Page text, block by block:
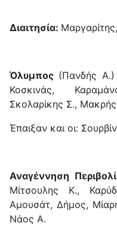
Διαιτησία:
Όλυμπος (Πανδής
Κοσκινάς,
Σκολαρίκης Σ.,
Έπαιξαν και οι:
Αναγέννηση
Μίτσουλης Κ.,
Αμουσάτ, Δήμος,
Νάος Α.